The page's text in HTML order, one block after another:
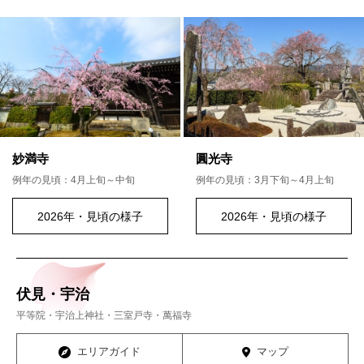
妙満寺
例年の見頃：4月上旬～中旬
2026年・見頃の様子
圓光寺
例年の見頃：3月下旬～4月上旬
2026年・見頃の様子
伏見・宇治
平等院・宇治上神社・三室戸寺・萬福寺
エリアガイド マップ